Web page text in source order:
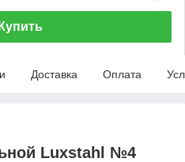
Купить
Доставка Оплата
Luxstahl №4